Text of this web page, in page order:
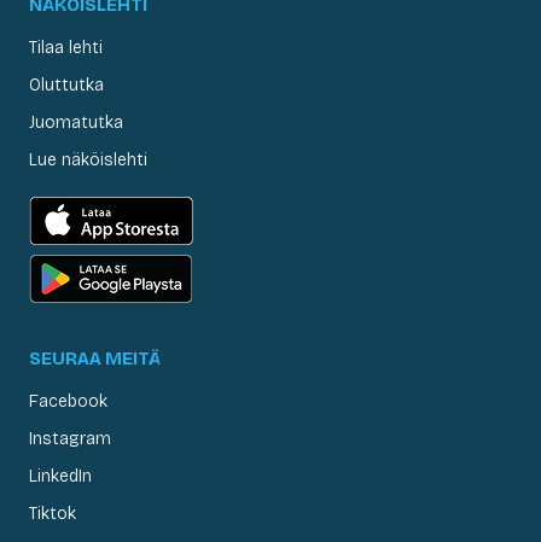
NÄKÖISLEHTI
Tilaa lehti
Oluttutka
Juomatutka
Lue näköislehti
SEURAA MEITÄ
Facebook
Instagram
LinkedIn
Tiktok